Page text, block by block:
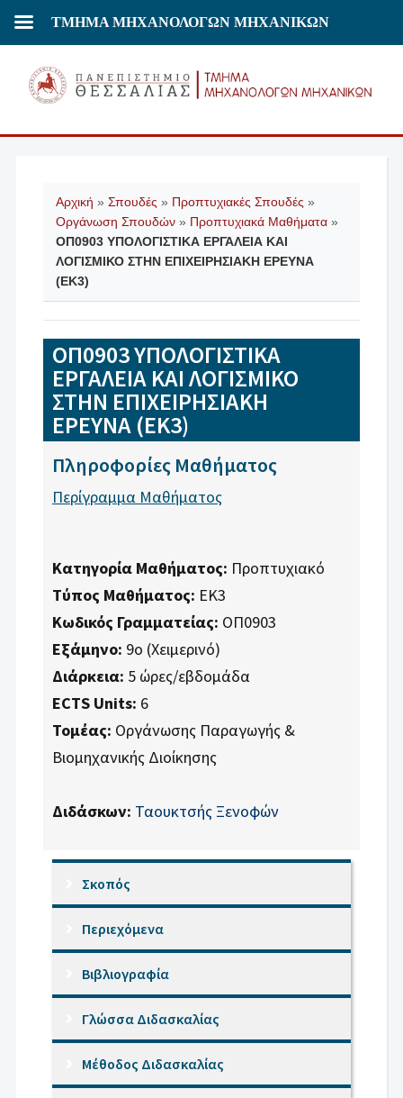
Αρχική » Σπουδές » Προπτυχιακές Σπουδές »
Οργάνωση Σπουδών» Προπτυχιακά Μαθήματα»
ΟΠ0903 ΥΠΟΛΟΓΙΣΤΙΚΑ ΕΡΓΑΛΕΙΑ ΚΑΙ
ΛΟΓΙΣΜΙΚΟ ΣΤΗΝ ΕΠΙΧΕΙΡΗΣΙΑΚΗ ΕΡΕΥΝΑ
(ΕΚ3)
ΟΠ0903 ΥΠΟΛΟΓΙΣΤΙΚΑ
ΕΡΓΑΛΕΙΑ ΚΑΙ ΛΟΓΙΣΜΙΚΟ
ΣΤΗΝ ΕΠΙΧΕΙΡΗΣΙΑΚΗ
ΕΡΕΥΝΑ (ΕΚ3)
Πληροφορίες Μαθήματος
Περίγραμμα Μαθήματος
Κατηγορία Μαθήματος: Προπτυχιακό
Τύπος Μαθήματος: ΕΚ3
Κωδικός Γραμματείας: ΟΠ0903
Εξάμηνο: 9ο (Χειμερινό)
Διάρκεια: 5 ώρες/εβδομάδα
ECTS Units: 6
Τομέας: Οργάνωσης Παραγωγής &
Βιομηχανικής Διοίκησης
Διδάσκων: Ταουκτσής Ξενοφών
Σκοπός
Περιεχόμενα
Βιβλιογραφία
Γλώσσα Διδασκαλίας
Μέθοδος Διδασκαλίας
ΤΜΗΜΑ ΜΗΧΑΝΟΛΟΓΩΝ ΜΗΧΑΝΙΚΩΝ